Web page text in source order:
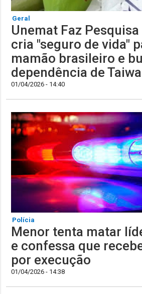
Geral
Unemat Faz
cria "seguro de vida"
mamão brasileiro e
dependência de
01/04/2026 - 14:40
Polícia
Menor tenta matar
e confessa que
por execução
01/04/2026 - 14:38